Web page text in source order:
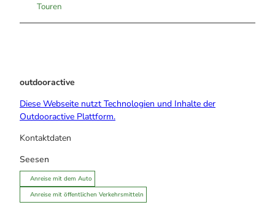
Touren
outdooractive
Diese Webseite nutzt Technologien und Inhalte der
Outdooractive Plattform.
Kontaktdaten
Seesen
Anreise mit dem Auto
Anreise mit öffentlichen Verkehrsmitteln